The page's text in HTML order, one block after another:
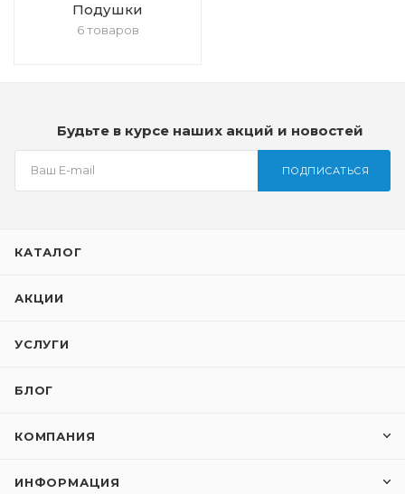
Подушки
6 товаров
Будьте в курсе наших акций и новостей
ПОДПИСАТЬСЯ
КАТАЛОГ
АКЦИИ
УСЛУГИ
БЛОГ
КОМПАНИЯ
ИНФОРМАЦИЯ